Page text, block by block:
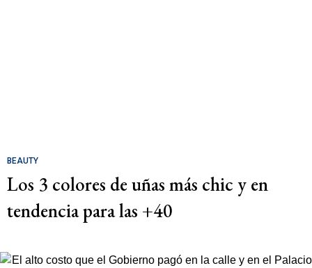
BEAUTY
Los 3 colores de uñas más chic y en
tendencia para las +40